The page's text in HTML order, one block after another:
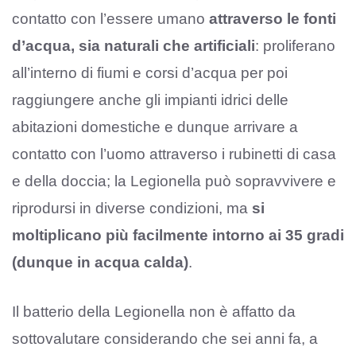
contatto con l’essere umano attraverso le fonti
d’acqua, sia naturali che artificiali: proliferano
all’interno di fiumi e corsi d’acqua per poi
raggiungere anche gli impianti idrici delle
abitazioni domestiche e dunque arrivare a
contatto con l’uomo attraverso i rubinetti di casa
e della doccia; la Legionella può sopravvivere e
riprodursi in diverse condizioni, ma si
moltiplicano più facilmente intorno ai 35 gradi
(dunque in acqua calda).
Il batterio della Legionella non è affatto da
sottovalutare considerando che sei anni fa, a